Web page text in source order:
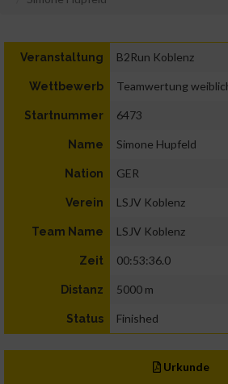
Veranstaltung B2Run Koblenz
Wettbewerb Teamwertung
Startnummer 6473
Name Simone Hupfeld
Nation GER
Verein LSJV Koblenz
Team Name LSJV Koblenz
Zeit 00:53:36.0
Distanz 5000 m
Status Finished
Urkunde